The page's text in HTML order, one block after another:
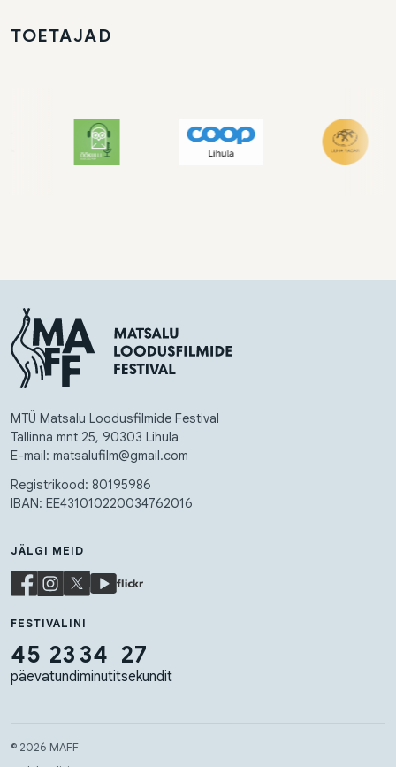
TOETAJAD
MTÜ Matsalu Loodusfilmide Festival
Tallinna mnt 25, 90303 Lihula
E-mail: matsalufilm@gmail.com
Registrikood: 80195986
IBAN: EE431010220034762016
JÄLGI MEID
FESTIVALINI
45
päeva
23
tundi
34
minutit
26
sekundit
© 2026 MAFF